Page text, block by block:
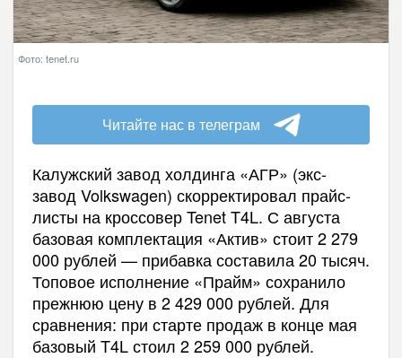
Фото: tenet.ru
Читайте нас в телеграм
Калужский завод холдинга «АГР» (экс-
завод Volkswagen) скорректировал прайс-
листы на кроссовер Tenet T4L. С августа
базовая комплектация «Актив» стоит 2 279
000 рублей — прибавка составила 20 тысяч.
Топовое исполнение «Прайм» сохранило
прежнюю цену в 2 429 000 рублей. Для
сравнения: при старте продаж в конце мая
базовый T4L стоил 2 259 000 рублей.